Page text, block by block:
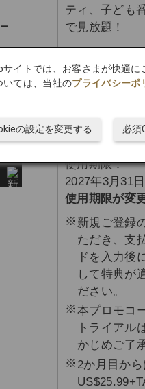
ティ、子ども
で見放題！
〔JMB会員様
ウェブサイト
JMB会員専用
JMB1M
使用期限：
2027年3月31
使用期限が変
新規ご登録
ただき、支
ドを入力後
して特典が
ださい。
本プロモコ
トライアル
かじめご了
2か月目か
サイトでは、お客さまが快適に
いては、当社のプライバシーポ
必須
の設定を変更する